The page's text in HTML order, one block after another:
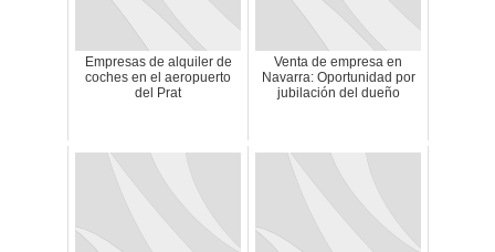
Empresas de alquiler de
coches en el aeropuerto
del Prat
Venta de empresa en
Navarra: Oportunidad por
jubilación del dueño